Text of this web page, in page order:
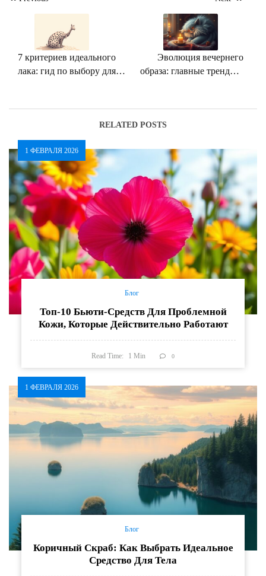
7 критериев идеального
лака: гид по выбору для
Эволюция вечернего
образа: главные тренды в
RELATED POSTS
1 ФЕВРАЛЯ 2026
Блог
Топ-10 Бьюти-Средств Для Проблемной
Кожи, Которые Действительно Работают
Read Time: 1Min 0
1 ФЕВРАЛЯ 2026
Блог
Коричный Скраб: Как Выбрать Идеальное
Средство Для Тела